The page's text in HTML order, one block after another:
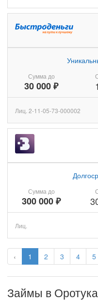
‹ 1 2 3 4 5
Сумма до
30 000 ₽
Лиц. 2-11-05-73-000002
Сумма до
300 000 ₽
Лиц.
Займы в